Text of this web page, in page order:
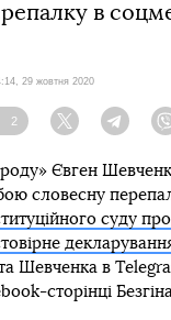
в
29 жовтня 2020
Facebook
2
Twitter
Євген Шевченко
словесну
суду
Шевченка в
сторінці Безгіна.